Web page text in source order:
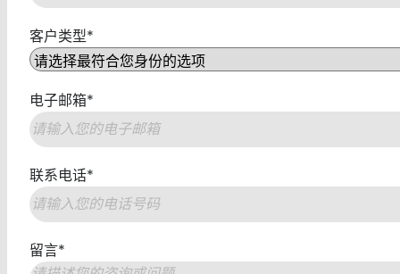
一
页
客户类型*
电子邮箱*
联系电话*
留言*